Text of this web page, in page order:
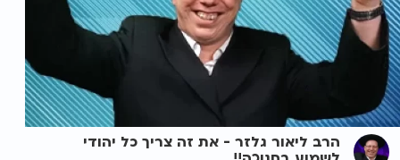
הרב ליאור גלזר - את זה צריך כל יהודי